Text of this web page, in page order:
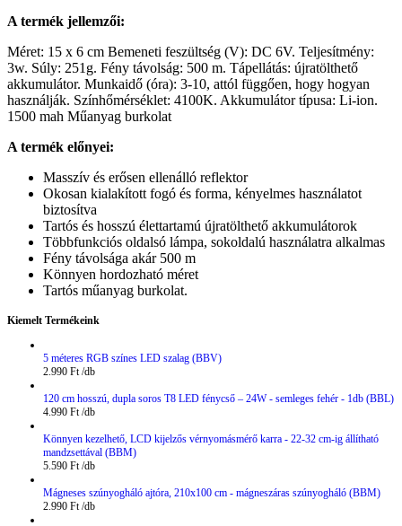
A termék jellemzői:
Méret: 15 x 6 cm Bemeneti feszültség (V): DC 6V. Teljesítmény:
3w. Súly: 251g. Fény távolság: 500 m. Tápellátás: újratölthető
akkumulátor. Munkaidő (óra): 3-10, attól függően, hogy hogyan
használják. Színhőmérséklet: 4100K. Akkumulátor típusa: Li-ion.
1500 mah Műanyag burkolat
A termék előnyei:
Masszív és erősen ellenálló reflektor
Okosan kialakított fogó és forma, kényelmes használatot
biztosítva
Tartós és hosszú élettartamú újratölthető akkumulátorok
Többfunkciós oldalsó lámpa, sokoldalú használatra alkalmas
Fény távolsága akár 500 m
Könnyen hordozható méret
Tartós műanyag burkolat.
Kiemelt Termékeink
5 méteres RGB színes LED szalag (BBV)
2.990 Ft
120 cm hosszú, dupla soros T8 LED fénycső – 24W - semleges fehér - 1db (BBL)
4.990 Ft
Könnyen kezelhető, LCD kijelzős vérnyomásmérő karra - 22-32 cm-ig állítható
mandzsettával (BBM)
5.590 Ft
Mágneses szúnyogháló ajtóra, 210x100 cm - mágneszáras szúnyogháló (BBM)
2.990 Ft